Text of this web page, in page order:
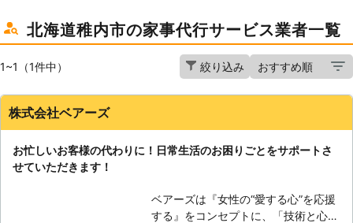
北海道稚内市の家事代行サービス業者一覧
1~1（1件中） 絞り込み
株式会社ベアーズ
お忙しいお客様の代わりに！日常生活のお困りごとをサポートさ
せていただきます！
ベアーズは『女性の“愛する心”を応援
する』をコンセプトに、「技術と心の